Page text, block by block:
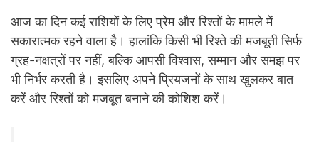
आज का दिन कई राशियों के लिए प्रेम और रिश्तों के मामले में
सकारात्मक रहने वाला है। हालांकि किसी भी रिश्ते की मजबूती सिर्फ
ग्रह-नक्षत्रों पर नहीं, बल्कि आपसी विश्वास, सम्मान और समझ पर
भी निर्भर करती है। इसलिए अपने प्रियजनों के साथ खुलकर बात
करें और रिश्तों को मजबूत बनाने की कोशिश करें।